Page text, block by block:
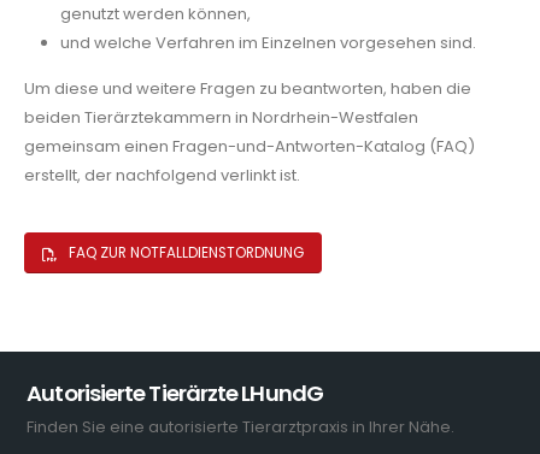
genutzt werden können,
und welche Verfahren im Einzelnen vorgesehen sind.
Um diese und weitere Fragen zu beantworten, haben die
beiden Tierärztekammern in Nordrhein-Westfalen
gemeinsam einen Fragen-und-Antworten-Katalog (FAQ)
erstellt, der nachfolgend verlinkt ist.
FAQ ZUR NOTFALLDIENSTORDNUNG
Autorisierte Tierärzte LHundG
Finden Sie eine autorisierte Tierarztpraxis in Ihrer Nähe.